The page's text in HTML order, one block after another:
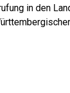
in den